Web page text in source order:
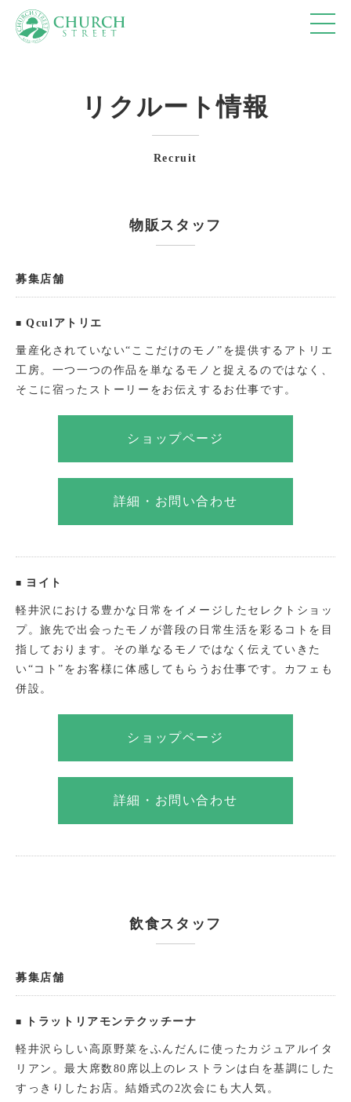
カフェ 10:00-18:00 (Lo17:30)
11:00-15:30 (Lo15:00)
17:30-20:30 (Lo20:00)
を参照ください。
アクセス＆営業時間
館内有料トイレのご案内
バス(マイクロ含む)の駐車
ニュース＆イベント
ご出店について
会社概要
リクルート情報
Recruit
物販スタッフ
募集店舗
Qculアトリエ
量産化されていない“ここだけのモノ”を提供するアトリエ
工房。一つ一つの作品を単なるモノと捉えるのではなく、
そこに宿ったストーリーをお伝えするお仕事です。
ショップページ
詳細・お問い合わせ
ヨイト
軽井沢における豊かな日常をイメージしたセレクトショッ
プ。旅先で出会ったモノが普段の日常生活を彩るコトを目
指しております。その単なるモノではなく伝えていきた
い“コト”をお客様に体感してもらうお仕事です。カフェも
併設。
ショップページ
詳細・お問い合わせ
飲食スタッフ
募集店舗
トラットリアモンテクッチーナ
軽井沢らしい高原野菜をふんだんに使ったカジュアルイタ
リアン。最大席数80席以上のレストランは白を基調にした
すっきりしたお店。結婚式の2次会にも大人気。